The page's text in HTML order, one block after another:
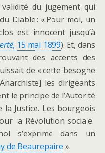
du jugement qui
Diable : « Pour moi, un
est innocent jusqu’à
15 mai 1899). Et, dans
des accents des
de « cette besogne
les dirigeants
le principe de l’Autorité
Justice. Les bourgeois
la Révolution sociale.
s’exprime dans un
de Beaurepaire ».